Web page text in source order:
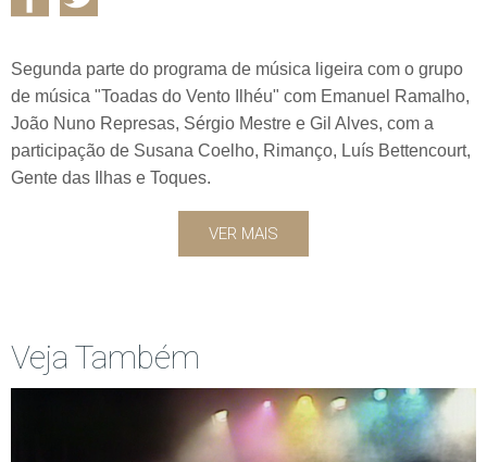
Segunda parte do programa de música ligeira com o grupo
de música "Toadas do Vento Ilhéu" com Emanuel Ramalho,
João Nuno Represas, Sérgio Mestre e Gil Alves, com a
participação de Susana Coelho, Rimanço, Luís Bettencourt,
Gente das Ilhas e Toques.
VER MAIS
Veja Também